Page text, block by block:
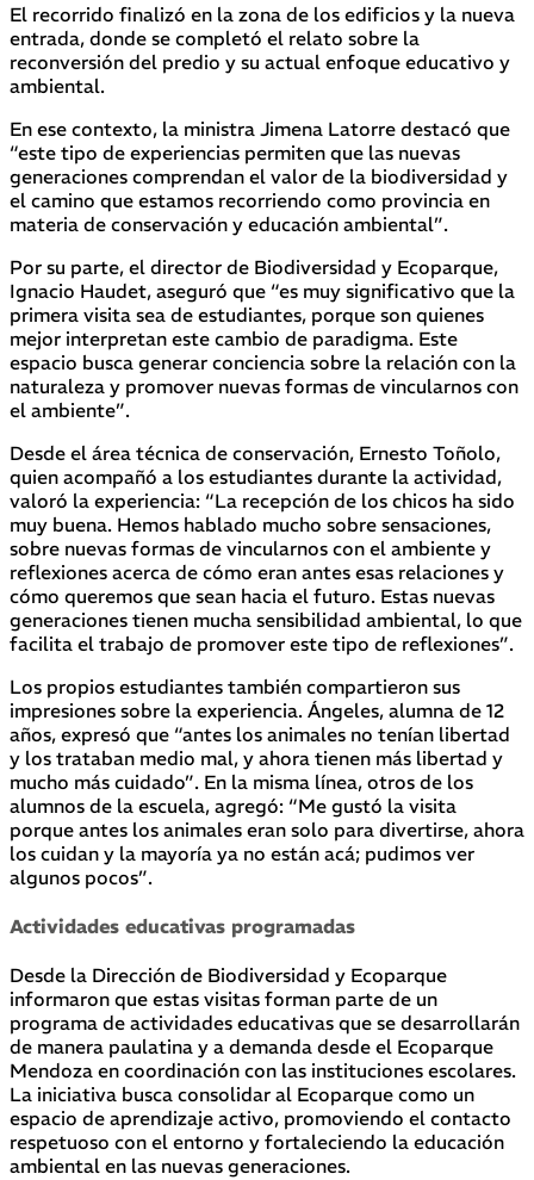
El recorrido finalizó en la zona de los edificios y la nueva
entrada, donde se completó el relato sobre la
reconversión del predio y su actual enfoque educativo y
ambiental.
En ese contexto, la ministra Jimena Latorre destacó que
“este tipo de experiencias permiten que las nuevas
generaciones comprendan el valor de la biodiversidad y
el camino que estamos recorriendo como provincia en
materia de conservación y educación ambiental”.
Por su parte, el director de Biodiversidad y Ecoparque,
Ignacio Haudet, aseguró que “es muy significativo que la
primera visita sea de estudiantes, porque son quienes
mejor interpretan este cambio de paradigma. Este
espacio busca generar conciencia sobre la relación con la
naturaleza y promover nuevas formas de vincularnos con
el ambiente”.
Desde el área técnica de conservación, Ernesto Toñolo,
quien acompañó a los estudiantes durante la actividad,
valoró la experiencia: “La recepción de los chicos ha sido
muy buena. Hemos hablado mucho sobre sensaciones,
sobre nuevas formas de vincularnos con el ambiente y
reflexiones acerca de cómo eran antes esas relaciones y
cómo queremos que sean hacia el futuro. Estas nuevas
generaciones tienen mucha sensibilidad ambiental, lo que
facilita el trabajo de promover este tipo de reflexiones”.
Los propios estudiantes también compartieron sus
impresiones sobre la experiencia. Ángeles, alumna de 12
años, expresó que “antes los animales no tenían libertad
y los trataban medio mal, y ahora tienen más libertad y
mucho más cuidado”. En la misma línea, otros de los
alumnos de la escuela, agregó: “Me gustó la visita
porque antes los animales eran solo para divertirse, ahora
los cuidan y la mayoría ya no están acá; pudimos ver
algunos pocos”.
Actividades educativas programadas
Desde la Dirección de Biodiversidad y Ecoparque
informaron que estas visitas forman parte de un
programa de actividades educativas que se desarrollarán
de manera paulatina y a demanda desde el Ecoparque
Mendoza en coordinación con las instituciones escolares.
La iniciativa busca consolidar al Ecoparque como un
espacio de aprendizaje activo, promoviendo el contacto
respetuoso con el entorno y fortaleciendo la educación
ambiental en las nuevas generaciones.